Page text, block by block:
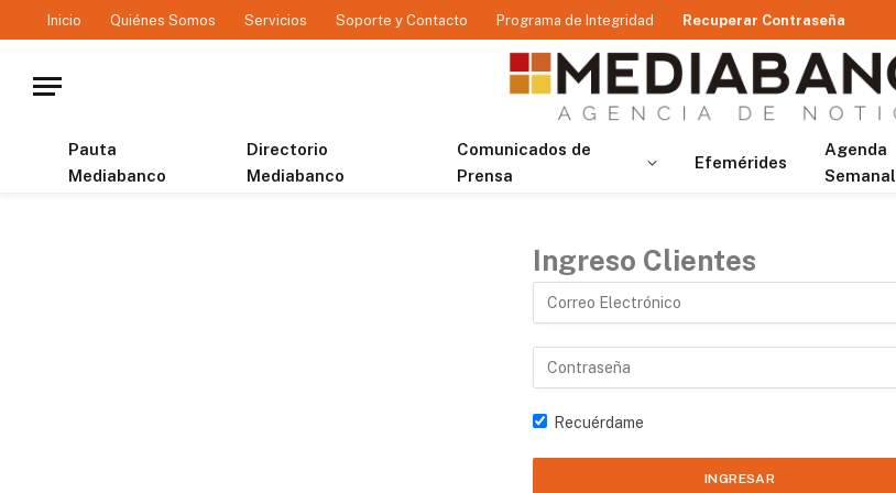
Inicio Quiénes Somos Servicios Soporte y Contacto Programa de Integridad Recuperar Contraseña
Pauta
Mediabanco
Directorio
Mediabanco
Comunicados de
Prensa
Efemérides
Agenda
Semanal
Ingreso Clientes
Recuérdame